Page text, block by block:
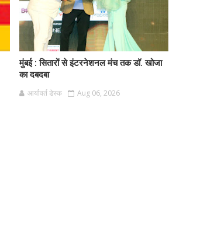
मुंबई : सितारों से इंटरनेशनल मंच तक डॉ. खोजा
का दबदबा
आर्यावर्त डेस्क Aug 06, 2026